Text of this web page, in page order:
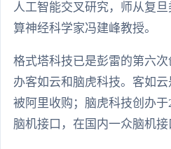
人工智能交叉研究，师从复
算神经科学家冯建峰教授。
格式塔科技已是彭雷的第六
办客如云和脑虎科技。客如
被阿里收购；脑虎科技创办
脑机接口，在国内一众脑机接